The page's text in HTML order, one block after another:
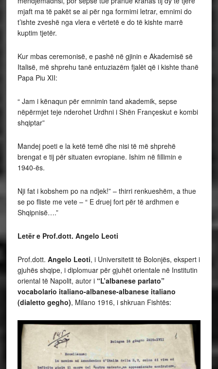
mjaft ma të pakët se ai për nga formimi letrar, emnimi do
t’ishte zveshë nga vlera e vërtetë e do të kishte marrë
kuptim tjetër.
Kur mbas ceremonisë, e pashë në gjinin e Akademisë së
Italisë, më shprehu tanë entuziazëm fjalët që i kishte thanë
Papa Piu XII:
“ Jam i kënaqun për emnimin tand akademik, sepse
nëpërmjet teje nderohet Urdhni i Shën Françeskut e kombi
shqiptar”
Mandej poeti e la ketë temë dhe nisi të më shprehë
brengat e tij për situaten evropiane. Ishim në fillimin e
1940-ës.
Nji fat i kobshem po na ndjek!” – thirri renkueshëm, a thue
se po fliste me vete – “ E druej fort për të ardhmen e
Shqipnisë….”
Letër e Prof.dott. Angelo Leoti
Prof.dott. Angelo Leoti, i Universitetit të Bolonjës, ekspert i
gjuhës shqipe, i diplomuar për gjuhët orientale në Institutin
oriental të Napolit, autor i “L’albanese parlato”
vocabolario italiano-albanese-albanese italiano
(dialetto gegho), Milano 1916, i shkruan Fishtës: